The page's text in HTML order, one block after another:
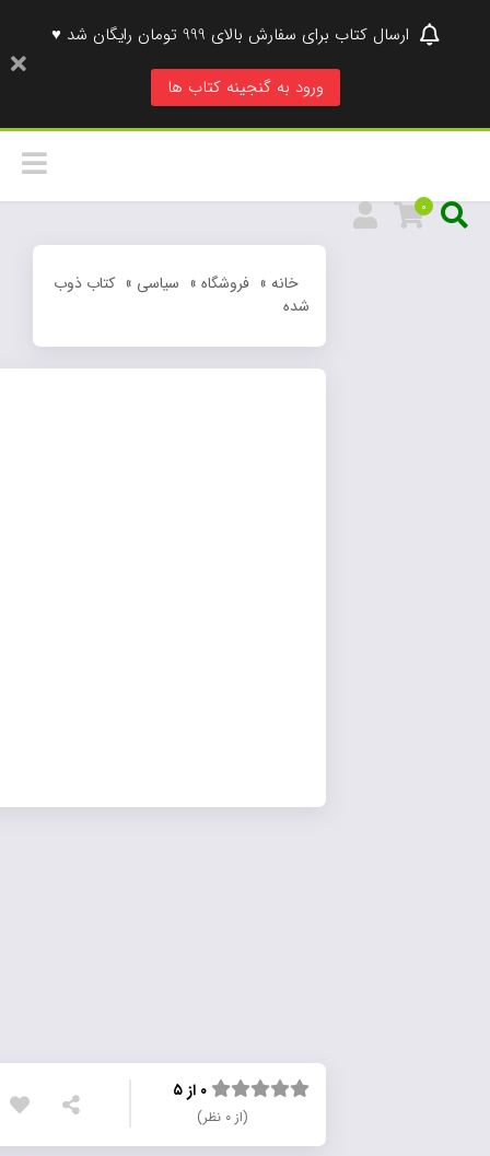
ارسال کتاب برای سفارش بالای 999 تومان رایگان شد ♥
ورود به گنجینه کتاب ها
فروشگاه » سیاسی » کتاب ذوب
۰ از ۵